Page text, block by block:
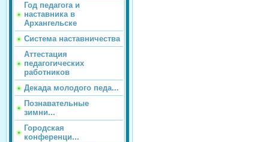
Год педагога и
наставника в
Архангельске
Система наставничества
Аттестация
педагогических
работников
Декада молодого педа...
Познавательные
зимни...
Городская
конференци...